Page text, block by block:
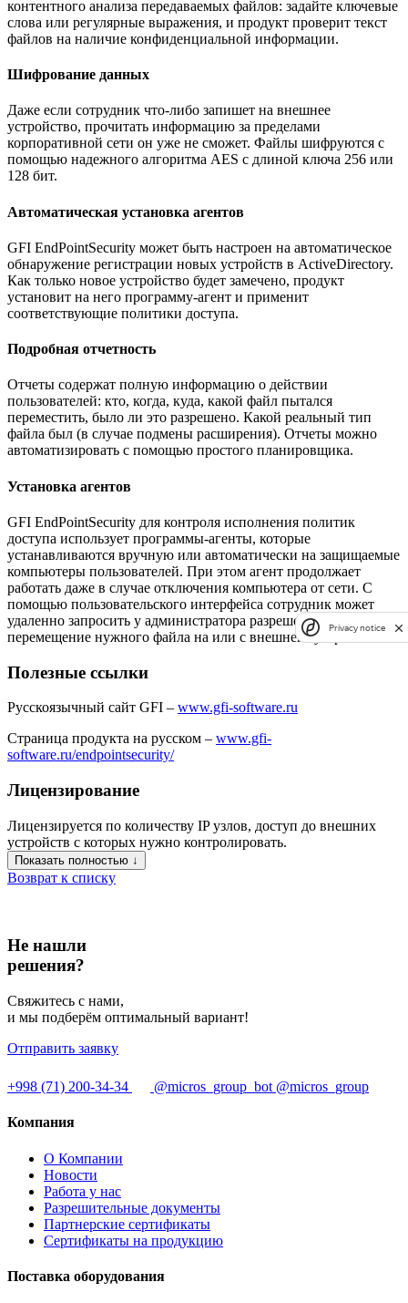
контентного анализа передаваемых файлов: задайте ключевые
слова или регулярные выражения, и продукт проверит текст
файлов на наличие конфиденциальной информации.
Шифрование данных
Даже если сотрудник что-либо запишет на внешнее
устройство, прочитать информацию за пределами
корпоративной сети он уже не сможет. Файлы шифруются с
помощью надежного алгоритма AES с длиной ключа 256 или
128 бит.
Автоматическая установка агентов
GFI EndPointSecurity может быть настроен на автоматическое
обнаружение регистрации новых устройств в ActiveDirectory.
Как только новое устройство будет замечено, продукт
установит на него программу-агент и применит
соответствующие политики доступа.
Подробная отчетность
Отчеты содержат полную информацию о действии
пользователей: кто, когда, куда, какой файл пытался
переместить, было ли это разрешено. Какой реальный тип
файла был (в случае подмены расширения). Отчеты можно
автоматизировать с помощью простого планировщика.
Установка агентов
GFI EndPointSecurity для контроля исполнения политик
доступа использует программы-агенты, которые
устанавливаются вручную или автоматически на защищаемые
компьютеры пользователей. При этом агент продолжает
работать даже в случае отключения компьютера от сети. С
помощью пользовательского интерфейса сотрудник может
удаленно запросить у администратора разрешение на
перемещение нужного файла на или с внешнего устройства.
Полезные ссылки
Русскоязычный сайт GFI – www.gfi-software.ru
Страница продукта на русском – www.gfi-
software.ru/endpointsecurity/
Лицензирование
Лицензируется по количеству IP узлов, доступ до внешних
устройств с которых нужно контролировать.
Показать полностью ↓
Возврат к списку
Не нашли
решения?
Свяжитесь с нами,
и мы подберём оптимальный вариант!
Отправить заявку
+998 (71) 200-34-34 @micros_group_bot @micros_group
Компания
О Компании
Новости
Работа у нас
Разрешительные документы
Партнерские сертификаты
Сертификаты на продукцию
Поставка оборудования
Privacy notice